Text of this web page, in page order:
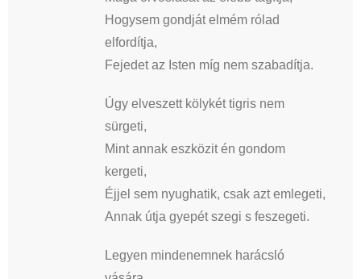
Hogysem gondját elmém rólad
elfordítja,
Fejedet az Isten míg nem szabadítja.
Úgy elveszett kölykét tigris nem
sürgeti,
Mint annak eszközit én gondom
kergeti,
Éjjel sem nyughatik, csak azt emlegeti,
Annak útja gyepét szegi s feszegeti.
Legyen mindenemnek harácsló